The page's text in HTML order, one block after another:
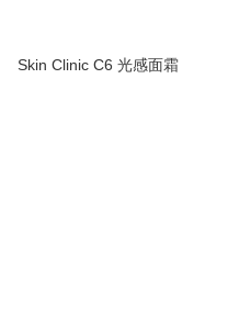
Skin Clinic C6 光感面霜